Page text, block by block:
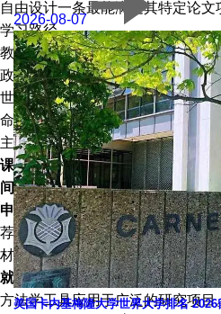
自由设计一条最能满足其特定论
学习路径。
教师主要从事以下领域的教学和
政治和声音研究;冲突、治愈和流
世纪/文艺复兴;全球南方;历史、记
命形式;歌剧和表演研究;种族、民
主义。
课程费用：$51,156/年;语言要求：
间：早申：11月1日，常规：1月5
申请要求：在网上申请，需要提
荐信、个人陈述、个人简历、作
材料。
就业方向：教师将民族音乐学、
方法学工具应用于广泛的研究项
2026-08-07
美国卡内基梅隆大学世界大学排名 2026